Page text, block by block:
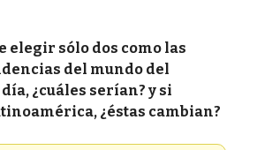
elegir sólo dos como las
del mundo del
¿cuáles serían? y si
¿éstas cambian?